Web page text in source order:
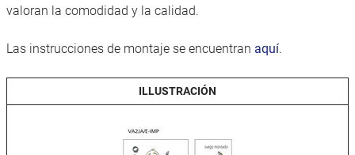
valoran la comodidad y la calidad.
Las instrucciones de montaje se encuentran aquí.
ILLUSTRACIÓN